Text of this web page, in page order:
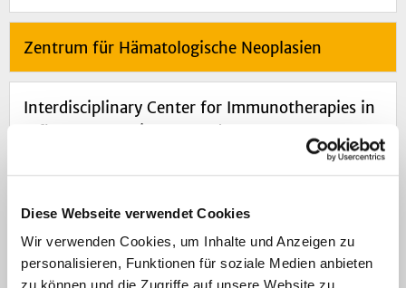
Diese Webseite verwendet Cookies
Wir verwenden Cookies, um Inhalte und Anzeigen zu
personalisieren, Funktionen für soziale Medien anbieten
Zentrum für Hämatologische Neoplasien
Interdisciplinary Center for Immunotherapies in
Inflammatory Diseases and Cancer, CIC
Therapy
Centrum für Integrierte Onkolgie (CIO)